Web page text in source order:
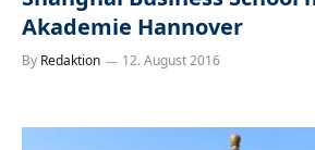
Akademie Hannover
By Redaktion 12. August 2016